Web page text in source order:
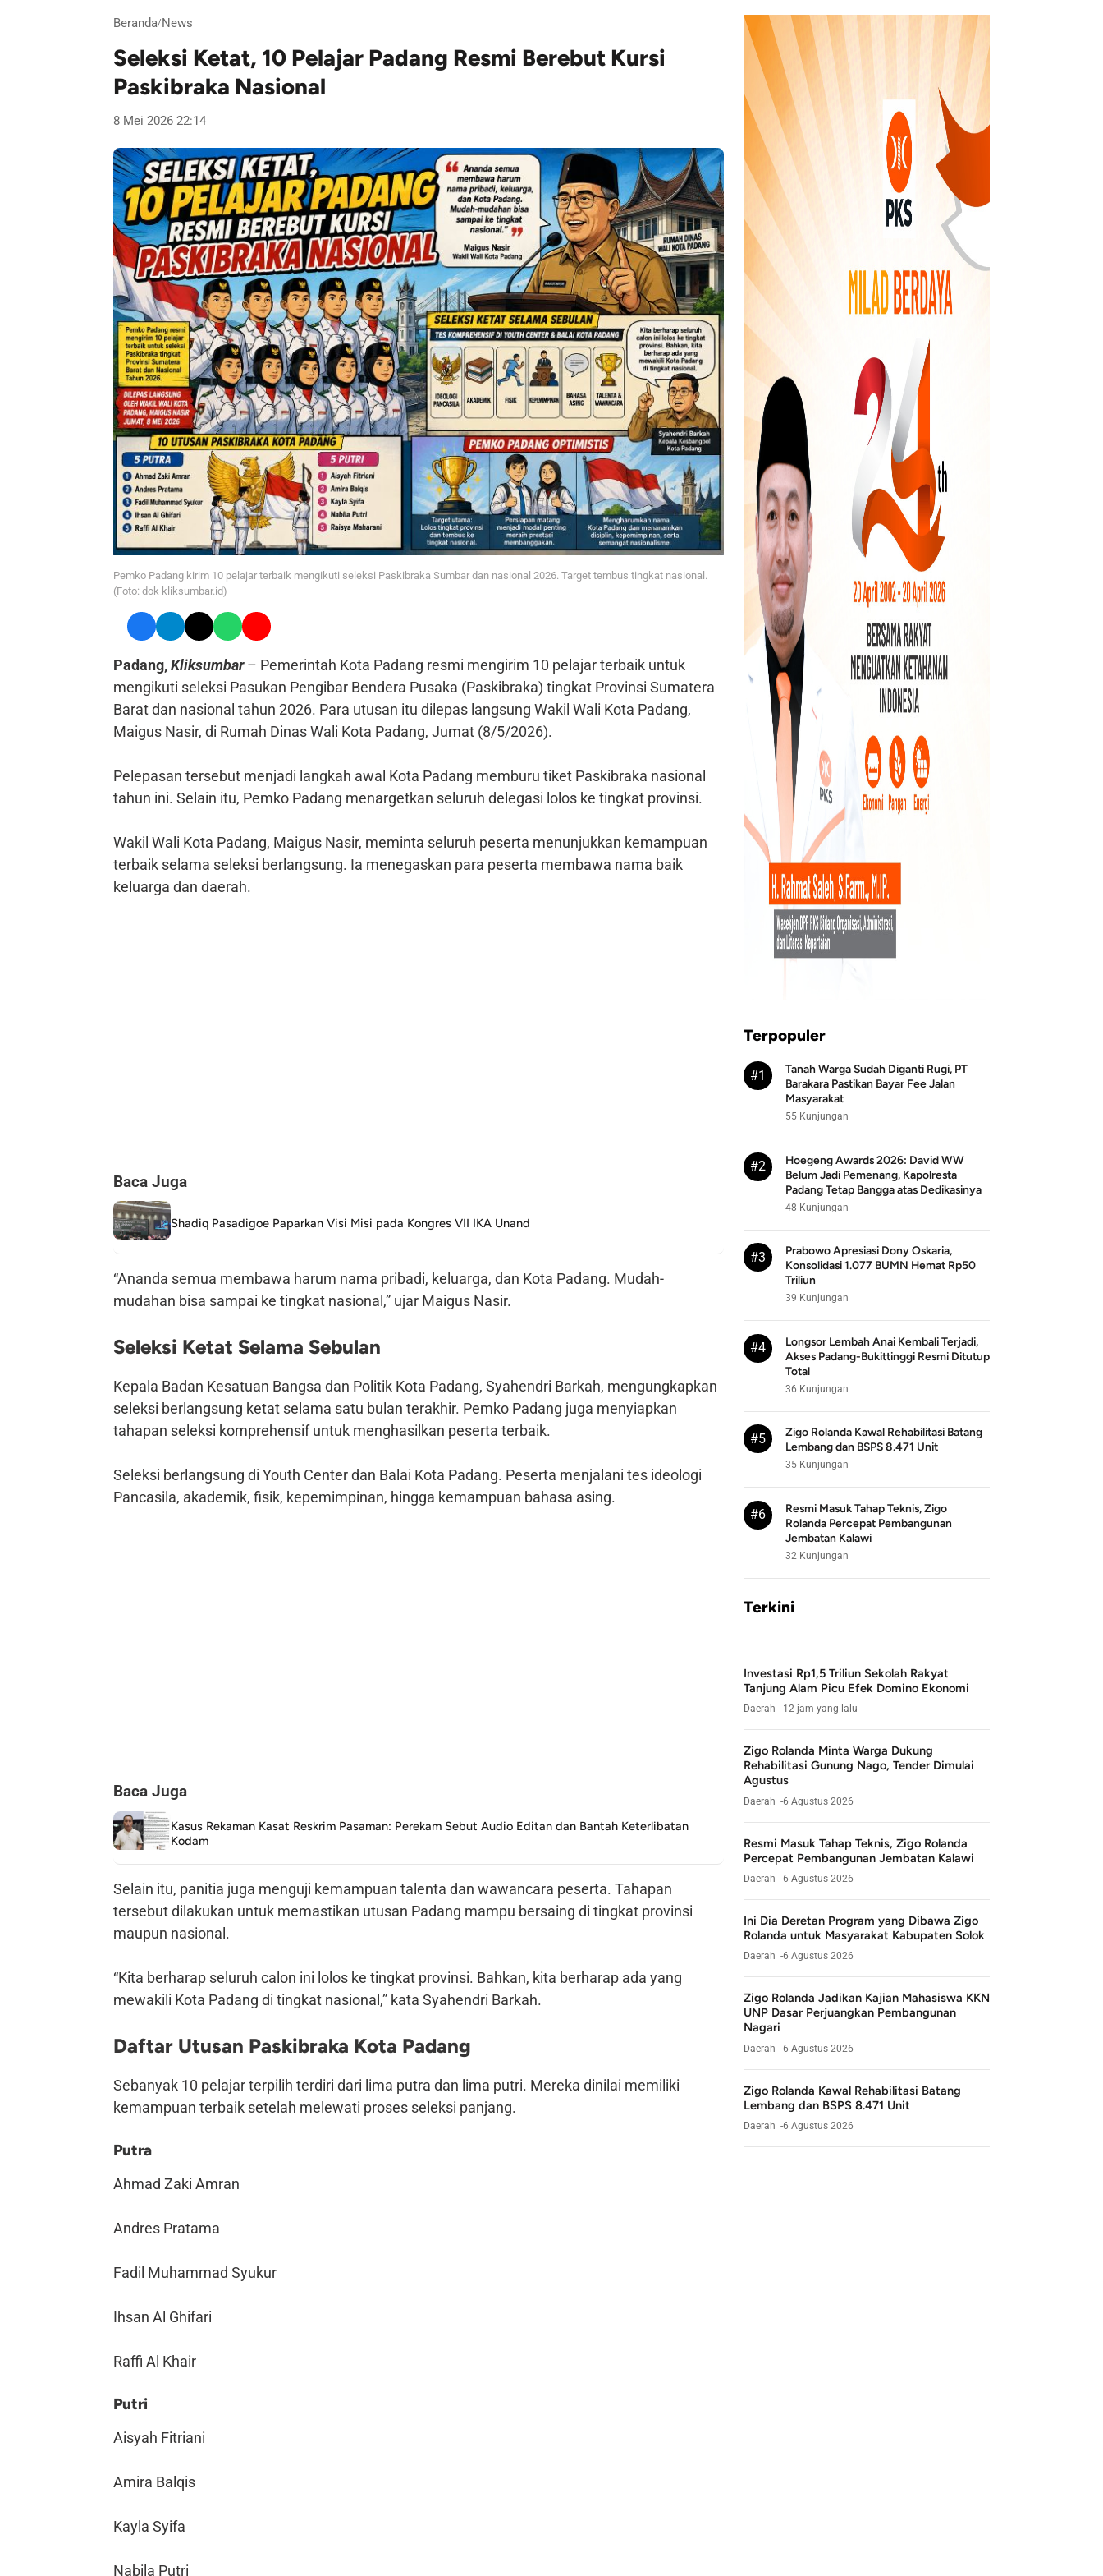
Beranda/News
Seleksi Ketat, 10 Pelajar Padang Resmi Berebut Kursi
Paskibraka Nasional
8 Mei 2026 22:14
Pemko Padang kirim 10 pelajar terbaik mengikuti seleksi Paskibraka Sumbar dan nasional 2026. Target tembus tingkat nasional.
(Foto: dok kliksumbar.id)
Padang,Kliksumbar– Pemerintah Kota Padang resmi mengirim 10 pelajar terbaik untuk
mengikuti seleksi Pasukan Pengibar Bendera Pusaka (Paskibraka) tingkat Provinsi Sumatera
Barat dan nasional tahun 2026. Para utusan itu dilepas langsung Wakil Wali Kota Padang,
Maigus Nasir, di Rumah Dinas Wali Kota Padang, Jumat (8/5/2026).
Pelepasan tersebut menjadi langkah awal Kota Padang memburu tiket Paskibraka nasional
tahun ini. Selain itu, Pemko Padang menargetkan seluruh delegasi lolos ke tingkat provinsi.
Wakil Wali Kota Padang, Maigus Nasir, meminta seluruh peserta menunjukkan kemampuan
terbaik selama seleksi berlangsung. Ia menegaskan para peserta membawa nama baik
keluarga dan daerah.
Baca Juga
Shadiq Pasadigoe Paparkan Visi Misi pada Kongres VII IKA Unand
“Ananda semua membawa harum nama pribadi, keluarga, dan Kota Padang. Mudah-
mudahan bisa sampai ke tingkat nasional,” ujar Maigus Nasir.
Seleksi Ketat Selama Sebulan
Kepala Badan Kesatuan Bangsa dan Politik Kota Padang, Syahendri Barkah, mengungkapkan
seleksi berlangsung ketat selama satu bulan terakhir. Pemko Padang juga menyiapkan
tahapan seleksi komprehensif untuk menghasilkan peserta terbaik.
Seleksi berlangsung di Youth Center dan Balai Kota Padang. Peserta menjalani tes ideologi
Pancasila, akademik, fisik, kepemimpinan, hingga kemampuan bahasa asing.
Baca Juga
Kasus Rekaman Kasat Reskrim Pasaman: Perekam Sebut Audio Editan dan Bantah Keterlibatan
Kodam
Selain itu, panitia juga menguji kemampuan talenta dan wawancara peserta. Tahapan
tersebut dilakukan untuk memastikan utusan Padang mampu bersaing di tingkat provinsi
maupun nasional.
“Kita berharap seluruh calon ini lolos ke tingkat provinsi. Bahkan, kita berharap ada yang
mewakili Kota Padang di tingkat nasional,” kata Syahendri Barkah.
Daftar Utusan Paskibraka Kota Padang
Sebanyak 10 pelajar terpilih terdiri dari lima putra dan lima putri. Mereka dinilai memiliki
kemampuan terbaik setelah melewati proses seleksi panjang.
Putra
Ahmad Zaki Amran
Andres Pratama
Fadil Muhammad Syukur
Ihsan Al Ghifari
Raffi Al Khair
Putri
Aisyah Fitriani
Amira Balqis
Kayla Syifa
Nabila Putri
Terpopuler
#1
Tanah Warga Sudah Diganti Rugi, PT
Barakara Pastikan Bayar Fee Jalan
Masyarakat
55 Kunjungan
#2
Hoegeng Awards 2026: David WW
Belum Jadi Pemenang, Kapolresta
Padang Tetap Bangga atas Dedikasinya
48 Kunjungan
#3
Prabowo Apresiasi Dony Oskaria,
Konsolidasi 1.077 BUMN Hemat Rp50
Triliun
39 Kunjungan
#4
Longsor Lembah Anai Kembali Terjadi,
Akses Padang-Bukittinggi Resmi Ditutup
Total
36 Kunjungan
#5
Zigo Rolanda Kawal Rehabilitasi Batang
Lembang dan BSPS 8.471 Unit
35 Kunjungan
#6
Resmi Masuk Tahap Teknis, Zigo
Rolanda Percepat Pembangunan
Jembatan Kalawi
32 Kunjungan
Terkini
Investasi Rp1,5 Triliun Sekolah Rakyat
Tanjung Alam Picu Efek Domino Ekonomi
Daerah 12 jam yang lalu
Zigo Rolanda Minta Warga Dukung
Rehabilitasi Gunung Nago, Tender Dimulai
Agustus
Daerah 6 Agustus 2026
Resmi Masuk Tahap Teknis, Zigo Rolanda
Percepat Pembangunan Jembatan Kalawi
Daerah 6 Agustus 2026
Ini Dia Deretan Program yang Dibawa Zigo
Rolanda untuk Masyarakat Kabupaten Solok
Daerah 6 Agustus 2026
Zigo Rolanda Jadikan Kajian Mahasiswa KKN
UNP Dasar Perjuangkan Pembangunan
Nagari
Daerah 6 Agustus 2026
Zigo Rolanda Kawal Rehabilitasi Batang
Lembang dan BSPS 8.471 Unit
Daerah 6 Agustus 2026